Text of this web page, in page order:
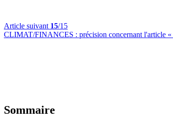
Article suivant 15/15
CLIMAT/FINANCES : précision concernant l'article «
Sommaire